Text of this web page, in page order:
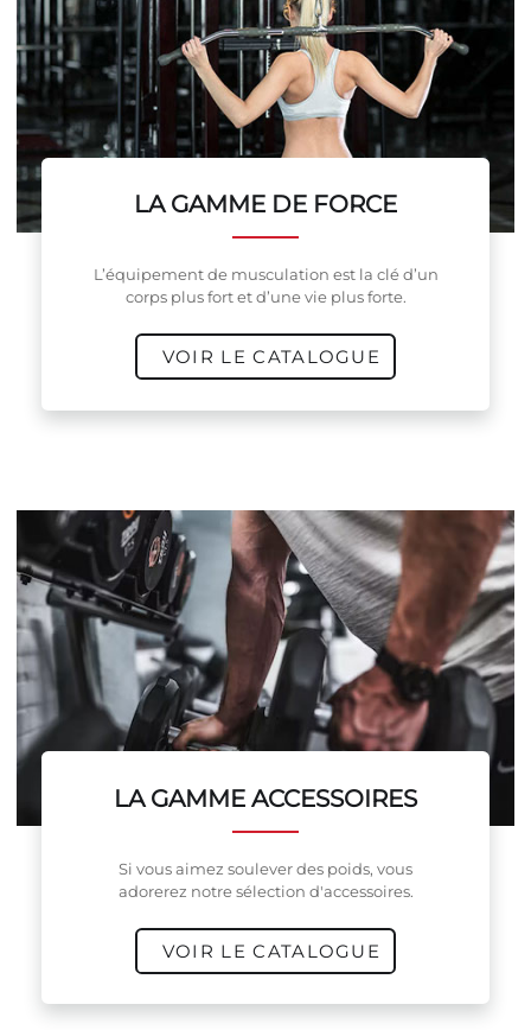
LA GAMME DE FORCE
L’équipement de musculation est la clé d’un
corps plus fort et d’une vie plus forte.
VOIR LE CATALOGUE
LA GAMME ACCESSOIRES
Si vous aimez soulever des poids, vous
adorerez notre sélection d'accessoires.
VOIR LE CATALOGUE